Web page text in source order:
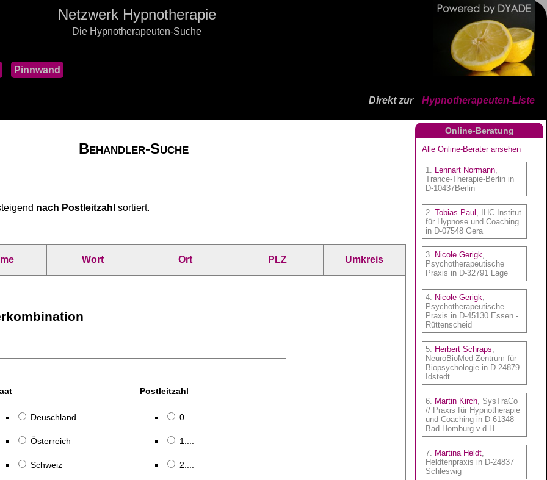
Netzwerk Hypnotherapie
Die Hypnotherapeuten-Suche
Pinnwand
Direkt zur Hypnotherapeuten-Liste
Behandler-Suche
nach Postleitzahl sortiert.
Wort Ort PLZ Umkreis
Deuschland
Österreich
Schweiz
Postleitzahl
0....
1....
2....
Online-Beratung